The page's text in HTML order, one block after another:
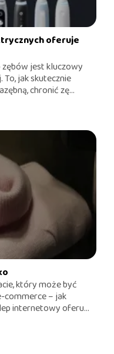
oferuje
jest kluczowy
jak skutecznie
chronić zę...
który może być
commerce – jak
internetowy oferu...